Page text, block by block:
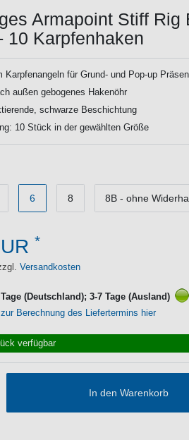
Armapoint Stiff Rig
10 Karpfenhaken
Karpfenangeln für Grund- und Pop-up
außen gebogenes Hakenöhr
schwarze Beschichtung
10 Stück in der gewählten Größe
6 8 8B - ohne
*
Versandkosten
(Deutschland); 3-7 Tage (Ausland)
Berechnung des Liefertermins hier
verfügbar
In den Warenkorb